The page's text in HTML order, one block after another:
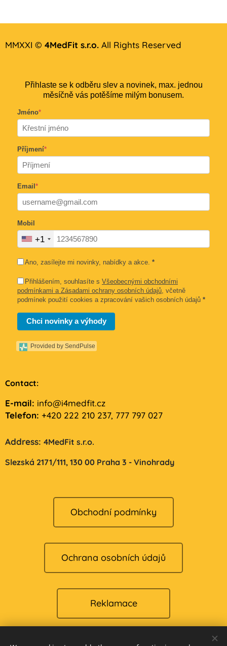
MMXXI © 4MedFit s.r.o. All Rights Reserved
Přihlaste se k odběru slev a novinek, max. jednou
měsíčně vás potěšíme milým bonusem.
Jméno*
Příjmení*
Email *
Mobil
+1
Ano, zasílejte mi novinky, nabídky a akce. *
Přihlášením, souhlasíte s Všeobecnými obchodními
podmínkami a Zásadami ochrany osobních údajů, včetně
podmínek použití cookies a zpracování vašich osobních údajů *
Chci novinky a výhody
Provided by SendPulse
Contact:
E-mail: info@i4medfit.cz
Telefon: +420 222 210 237, 777 797 027
Address: 4MedFit s.r.o.
Slezská 2171/111, 130 00 Praha 3 - Vinohrady
Obchodní podmínky
Ochrana osobních údajů
Reklamace